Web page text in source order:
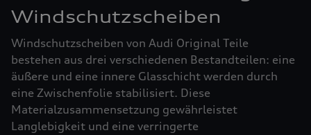
Windschutzscheiben
Windschutzscheiben von Audi Original Teile
bestehen aus drei verschiedenen Bestandteilen: eine
äußere und eine innere Glasschicht werden durch
eine Zwischenfolie stabilisiert. Diese
Materialzusammensetzung gewährleistet
Langlebigkeit und eine verringerte